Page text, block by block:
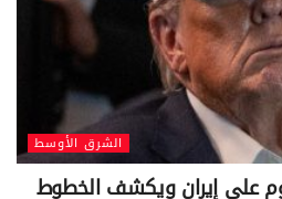
الشرق الأوسط
على إيران ويكشف الخطوط